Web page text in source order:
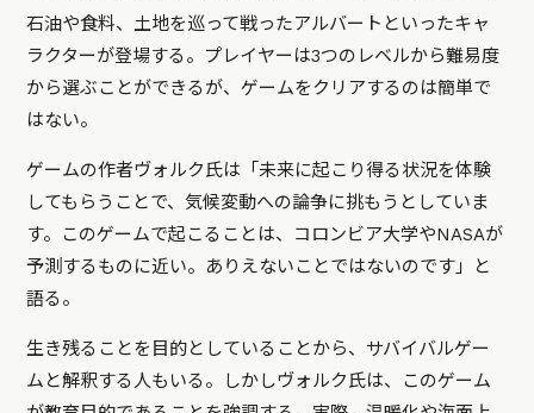
石油や食料、土地を巡って戦ったアルバートといったキャ
ラクターが登場する。プレイヤーは3つのレベルから難易度
から選ぶことができるが、ゲームをクリアするのは簡単で
はない。
ゲームの作者ヴォルク氏は「未来に起こり得る状況を体験
してもらうことで、気候変動への論争に挑もうとしていま
す。このゲームで起こることは、コロンビア大学やNASAが
予測するものに近い。ありえないことではないのです」と
語る。
生き残ることを目的としていることから、サバイバルゲー
ムと解釈する人もいる。しかしヴォルク氏は、このゲーム